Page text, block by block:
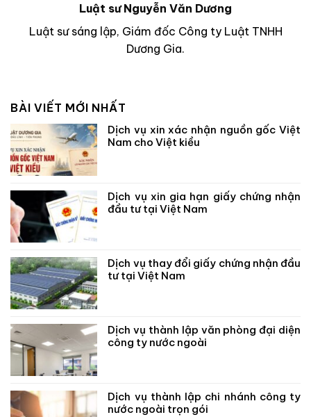
Luật sư Nguyễn Văn Dương
Luật sư sáng lập, Giám đốc Công ty Luật TNHH
Dương Gia.
BÀI VIẾT MỚI NHẤT
Dịch vụ xin xác nhận nguồn gốc Việt
Nam cho Việt kiều
Dịch vụ xin gia hạn giấy chứng nhận
đầu tư tại Việt Nam
Dịch vụ thay đổi giấy chứng nhận đầu
tư tại Việt Nam
Dịch vụ thành lập văn phòng đại diện
công ty nước ngoài
Dịch vụ thành lập chi nhánh công ty
nước ngoài trọn gói